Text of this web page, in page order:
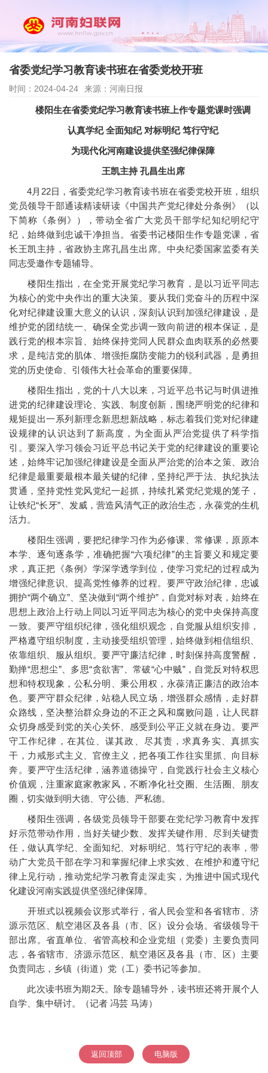
省委党纪学习教育读书班在省委党校开班
时间：2024-04-24 来源：河南日报
楼阳生在省委党纪学习教育读书班上作专题党课时强调
认真学纪 全面知纪 对标明纪 笃行守纪
为现代化河南建设提供坚强纪律保障
王凯主持 孔昌生出席
4月22日，省委党纪学习教育读书班在省委党校开班，组织
党员领导干部通读精读研读《中国共产党纪律处分条例》（以
下简称《条例》），带动全省广大党员干部学纪知纪明纪守
纪，始终做到忠诚干净担当。省委书记楼阳生作专题党课，省
长王凯主持，省政协主席孔昌生出席。中央纪委国家监委有关
同志受邀作专题辅导。
楼阳生指出，在全党开展党纪学习教育，是以习近平同志
为核心的党中央作出的重大决策。要从我们党奋斗的历程中深
化对纪律建设重大意义的认识，深刻认识到加强纪律建设，是
维护党的团结统一、确保全党步调一致向前进的根本保证，是
践行党的根本宗旨、始终保持党同人民群众血肉联系的必然要
求，是纯洁党的肌体、增强拒腐防变能力的锐利武器，是勇担
党的历史使命、引领伟大社会革命的重要保障。
楼阳生指出，党的十八大以来，习近平总书记与时俱进推
进党的纪律建设理论、实践、制度创新，围绕严明党的纪律和
规矩提出一系列新理念新思想新战略，标志着我们党对纪律建
设规律的认识达到了新高度，为全面从严治党提供了科学指
引。要深入学习领会习近平总书记关于党的纪律建设的重要论
述，始终牢记加强纪律建设是全面从严治党的治本之策、政治
纪律是最重要最根本最关键的纪律，坚持纪严于法、执纪执法
贯通，坚持党性党风党纪一起抓，持续扎紧党纪党规的笼子，
让铁纪“长牙”、发威，营造风清气正的政治生态，永葆党的生机
活力。
楼阳生强调，要把纪律学习作为必修课、常修课，原原本
本学、逐句逐条学，准确把握“六项纪律”的主旨要义和规定要
求，真正把《条例》学深学透学到位，使学习党纪的过程成为
增强纪律意识、提高党性修养的过程。要严守政治纪律，忠诚
拥护“两个确立”、坚决做到“两个维护”，自觉对标对表，始终在
思想上政治上行动上同以习近平同志为核心的党中央保持高度
一致。要严守组织纪律，强化组织观念，自觉服从组织安排，
严格遵守组织制度，主动接受组织管理，始终做到相信组织、
依靠组织、服从组织。要严守廉洁纪律，时刻保持高度警醒，
勤掸“思想尘”、多思“贪欲害”、常破“心中贼”，自觉反对特权思
想和特权现象，公私分明、秉公用权，永葆清正廉洁的政治本
色。要严守群众纪律，站稳人民立场，增强群众感情，走好群
众路线，坚决整治群众身边的不正之风和腐败问题，让人民群
众切身感受到党的关心关怀、感受到公平正义就在身边。要严
守工作纪律，在其位、谋其政、尽其责，求真务实、真抓实
干，力戒形式主义、官僚主义，把各项工作往实里抓、向目标
奔。要严守生活纪律，涵养道德操守，自觉践行社会主义核心
价值观，注重家庭家教家风，不断净化社交圈、生活圈、朋友
圈，切实做到明大德、守公德、严私德。
楼阳生强调，各级党员领导干部要在党纪学习教育中发挥
好示范带动作用，当好关键少数、发挥关键作用、尽到关键责
任，做认真学纪、全面知纪、对标明纪、笃行守纪的表率，带
动广大党员干部在学习和掌握纪律上求实效、在维护和遵守纪
律上见行动，推动党纪学习教育走深走实，为推进中国式现代
化建设河南实践提供坚强纪律保障。
开班式以视频会议形式举行，省人民会堂和各省辖市、济
源示范区、航空港区及各县（市、区）设分会场。省级领导干
部出席。省直单位、省管高校和企业党组（党委）主要负责同
志，各省辖市、济源示范区、航空港区及各县（市、区）主要
负责同志，乡镇（街道）党（工）委书记等参加。
此次读书班为期2天。除专题辅导外，读书班还将开展个人
自学、集中研讨。（记者 冯芸 马涛）
返回顶部 电脑版